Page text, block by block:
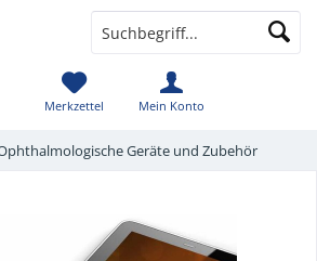
Merkzettel Mein Konto
Geräte und Zubehör